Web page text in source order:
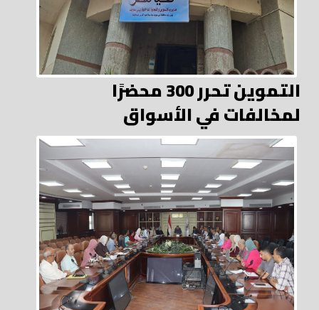
التموين تحرر 300 محضرًا
لمخالفات في الأسواق